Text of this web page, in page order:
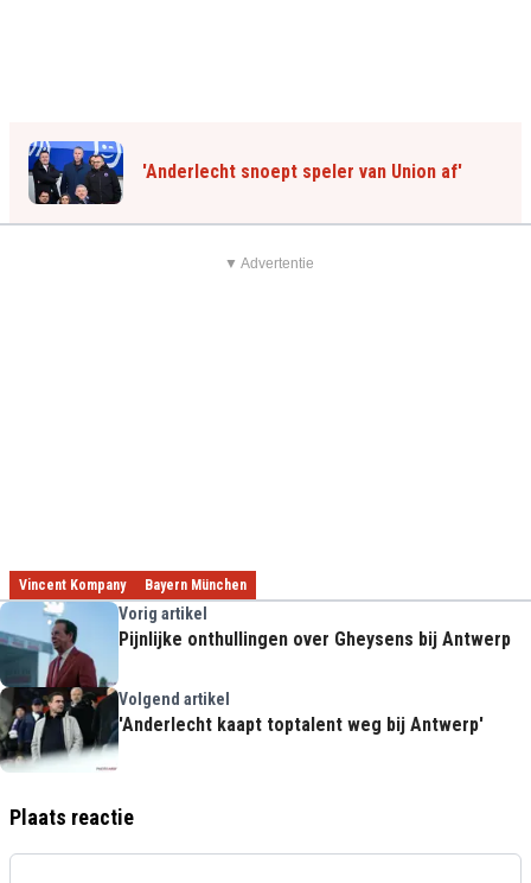
'Anderlecht snoept speler van Union af'
▼ Advertentie
Vincent Kompany Bayern München
Vorig artikel
Pijnlijke onthullingen over Gheysens bij Antwerp
Volgend artikel
'Anderlecht kaapt toptalent weg bij Antwerp'
Plaats reactie